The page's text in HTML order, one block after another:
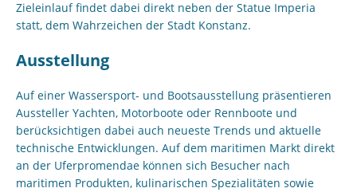
Zieleinlauf findet dabei direkt neben der Statue Imperia
statt, dem Wahrzeichen der Stadt Konstanz.
Ausstellung
Auf einer Wassersport- und Bootsausstellung präsentieren
Aussteller Yachten, Motorboote oder Rennboote und
berücksichtigen dabei auch neueste Trends und aktuelle
technische Entwicklungen. Auf dem maritimen Markt direkt
an der Uferpromendae können sich Besucher nach
maritimen Produkten, kulinarischen Spezialitäten sowie